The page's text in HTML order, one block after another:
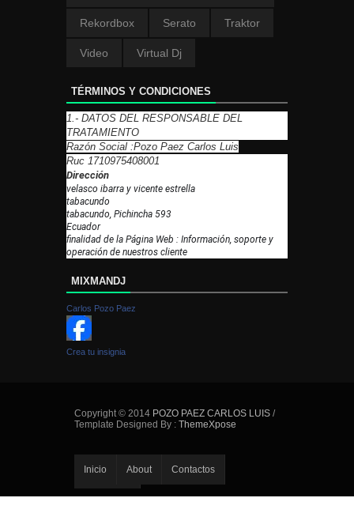
Rekordbox Serato Traktor
Video Virtual Dj
TÉRMINOS Y CONDICIONES
1.- DATOS DEL RESPONSABLE DEL
TRATAMIENTO
Razón Social :Pozo Paez Carlos Luis
Ruc 1710975408001
Dirección
velasco ibarra y vicente estrella
tabacundo
tabacundo, Pichincha 593
Ecuador
finalidad de la Página Web : Información, soporte y
operación de nuestros cliente
MIXMANDJ
Carlos Pozo Paez
Crea tu insignia
Copyright © 2014 POZO PAEZ CARLOS LUIS /
Template Designed By : ThemeXpose
Inicio About Contactos
Error Page